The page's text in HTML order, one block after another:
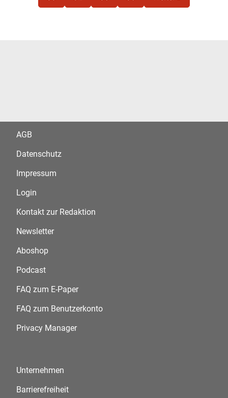
AGB
Datenschutz
Impressum
Login
Kontakt zur Redaktion
Newsletter
Aboshop
Podcast
FAQ zum E-Paper
FAQ zum Benutzerkonto
Privacy Manager
Unternehmen
Barrierefreiheit